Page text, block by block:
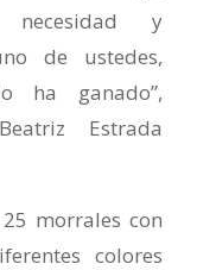
y
de ustedes,
ha ganado”,
Estrada
morrales con
colores